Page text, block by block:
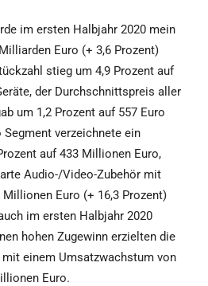
im ersten Halbjahr 2020 mein
Euro (+ 3,6 Prozent)
stieg um 4,9 Prozent auf
der Durchschnittspreis aller
um 1,2 Prozent auf 557 Euro
verzeichnete ein
auf 433 Millionen Euro,
Audio-/Video-Zubehör mit
Euro (+ 16,3 Prozent)
im ersten Halbjahr 2020
hohen Zugewinn erzielten die
einem Umsatzwachstum von
Euro.